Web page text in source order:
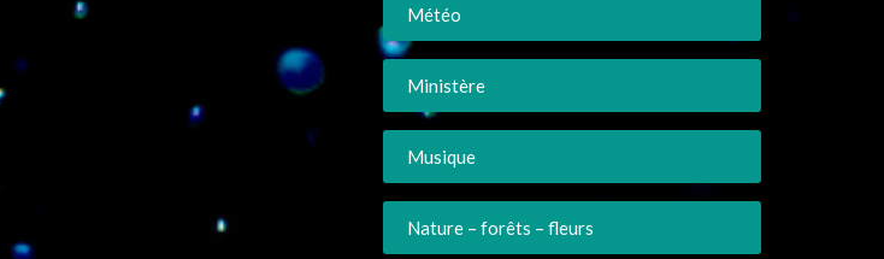
Météo
Ministère
Musique
Nature – forêts – fleurs